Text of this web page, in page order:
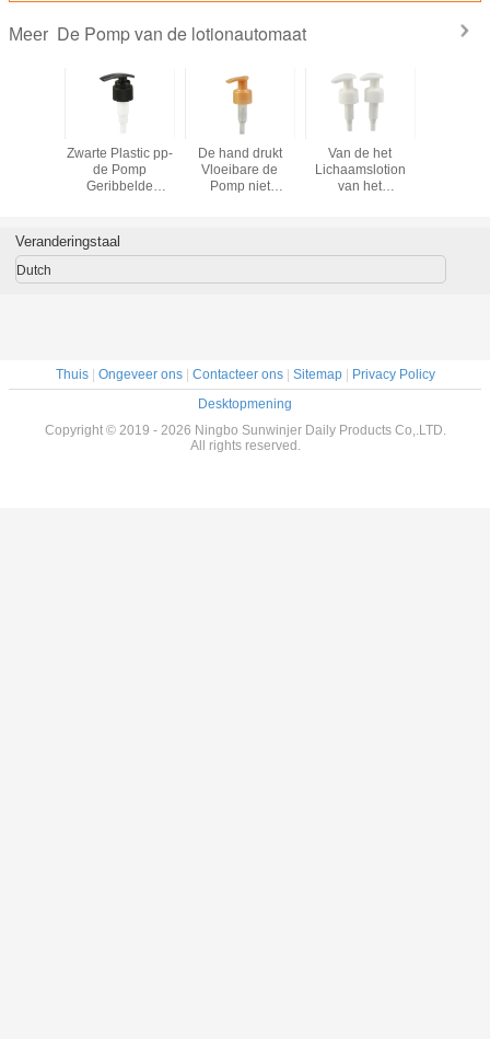
Meer De Pomp van de lotionautomaat
Zwarte Plastic pp-
de Pomp
Geribbelde
de
Lotionautomaat
De hand drukt
Vloeibare de
Pomp niet
Van de het
Lichaamslotion
van het
gebruiken het
Levensgebruik
Veranderingstaal
Dutch
Thuis| Ongeveer ons| Contacteer ons| Sitemap| Privacy Policy
Desktopmening
Copyright © 2019 - 2026 Ningbo Sunwinjer Daily Products Co,.LTD.
All rights reserved.